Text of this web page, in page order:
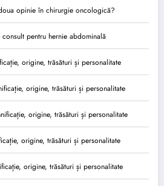
opinie în chirurgie oncologică?
pentru hernie abdominală
origine, trăsături și personalitate
origine, trăsături și personalitate
origine, trăsături și personalitate
origine, trăsături și personalitate
origine, trăsături și personalitate